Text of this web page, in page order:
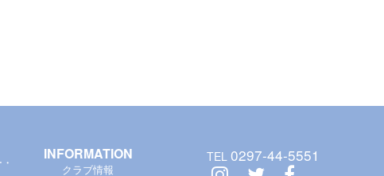
INFORMATION
クラブ情報
TEL 0297-44-5551